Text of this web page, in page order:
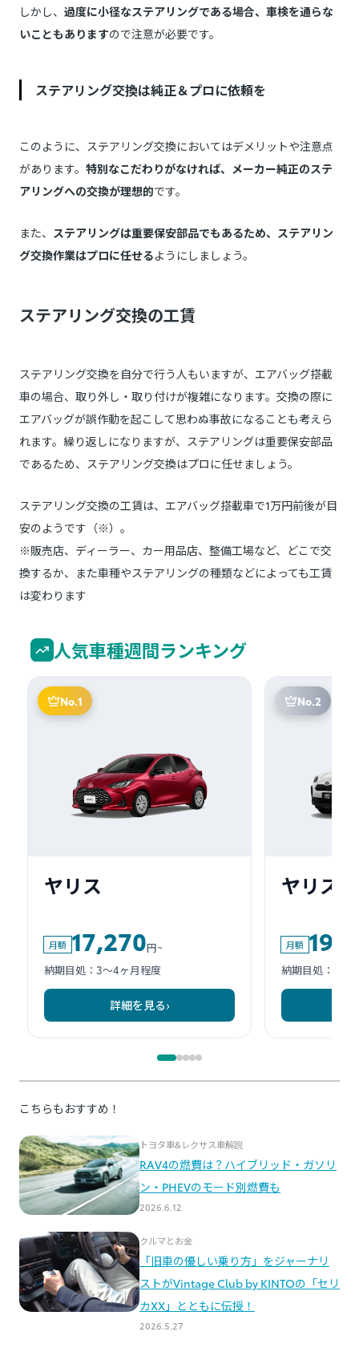
しかし、 過度に小径なステアリングである場合、車検を通らな
いこともありますので注意が必要です。
ステアリング交換は純正＆プロに依頼を
このように、ステアリング交換においてはデメリットや注意点
があります。 特別なこだわりがなければ、メーカー純正のステ
アリングへの交換が理想的です。
また、 ステアリングは重要保安部品でもあるため、ステアリン
グ交換作業はプロに任せるようにしましょう。
ステアリング交換の工賃
ステアリング交換を自分で行う人もいますが、エアバッグ搭載
車の場合、取り外し・取り付けが複雑になります。交換の際に
エアバッグが誤作動を起こして思わぬ事故になることも考えら
れます。繰り返しになりますが、ステアリングは重要保安部品
であるため、ステアリング交換はプロに任せましょう。
ステアリング交換の工賃は、エアバッグ搭載車で1万円前後が目
安のようです（※）。
※販売店、ディーラー、カー用品店、整備工場など、どこで交
換するか、また車種やステアリングの種類などによっても工賃
は変わります